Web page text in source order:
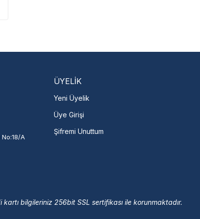
A
ÜYELİK
Yeni Üyelik
Üye Girişi
Şifremi Unuttum
kartı bilgileriniz 256bit SSL sertifikası ile korunmaktadır.